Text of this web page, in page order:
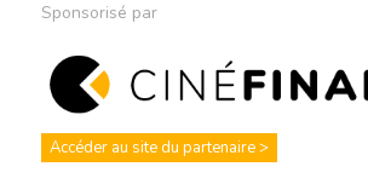
Sponsorisé par
Accéder au site du partenaire >